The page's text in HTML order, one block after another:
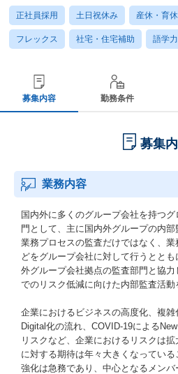
正社員採用 土日祝休み 産休・育
フレックス 社宅・住宅補助 語学
募集内容 勤務条件
募集
業務内容
国内外に多くのグループ会社を持つ
門として、主に国内外グループの内部
業務プロセスの監査だけではなく、
どをグループ会社に対して行うとと
外グループ会社拠点の監査部門と協
でのリスク低減に向けた内部監査活動
企業におけるビジネスの高度化、複雑
Digital化の流れ、COVID-19による
リスクなど、企業におけるリスクは
に対する期待は年々大きくなってい
強化は急務であり、中心となるメン